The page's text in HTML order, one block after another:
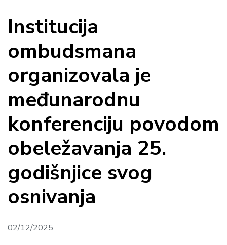
Institucija
ombudsmana
organizovala je
međunarodnu
konferenciju povodom
obeležavanja 25.
godišnjice svog
osnivanja
02/12/2025